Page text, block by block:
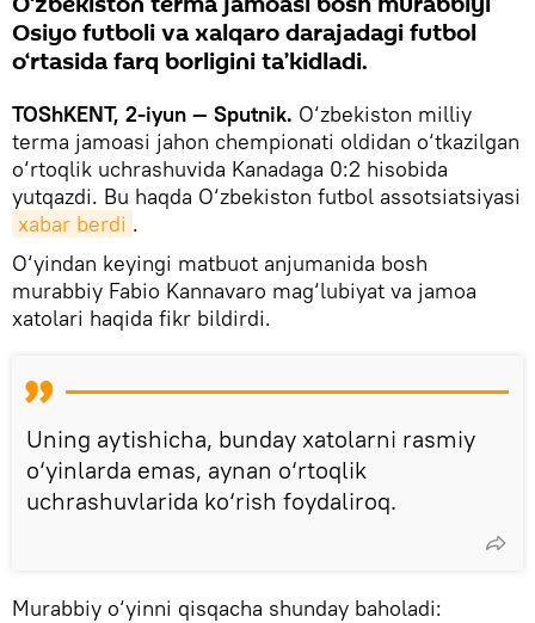
Osiyo futboli va xalqaro darajadagi futbol
o‘rtasida farq borligini ta’kidladi.
TOShKENT, 2-iyun — Sputnik. O‘zbekiston milliy
terma jamoasi jahon chempionati oldidan o‘tkazilgan
o‘rtoqlik uchrashuvida Kanadaga 0:2 hisobida
yutqazdi. Bu haqda O‘zbekiston futbol assotsiatsiyasi
xabar berdi .
O‘yindan keyingi matbuot anjumanida bosh
murabbiy Fabio Kannavaro mag‘lubiyat va jamoa
xatolari haqida fikr bildirdi.
Uning aytishicha, bunday xatolarni rasmiy
o‘yinlarda emas, aynan o‘rtoqlik
uchrashuvlarida ko‘rish foydaliroq.
Murabbiy o‘yinni qisqacha shunday baholadi: